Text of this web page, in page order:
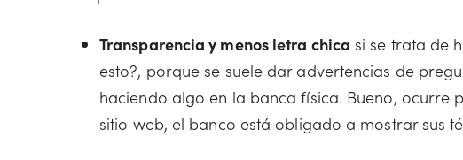
Transparencia y menos letra chica si se trata de
esto?, porque se suele dar advertencias de
haciendo algo en la banca física. Bueno,
sitio web, el banco está obligado a mostrar sus